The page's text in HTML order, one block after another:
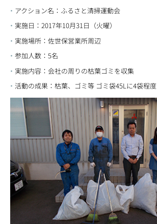
アクション名：ふるさと清掃運動会
実施日：2017年10月31日（火曜）
実施場所：佐世保営業所周辺
参加人数：5名
実施内容：会社の周りの枯葉ゴミを収集
活動の成果：枯葉、ゴミ等 ゴミ袋45Lに4袋程度